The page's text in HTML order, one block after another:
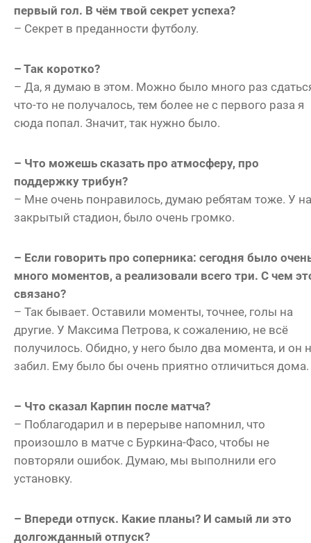
первый гол. В чём твой секрет успеха?
– Секрет в преданности футболу.
– Так коротко?
– Да, я думаю в этом. Можно было много раз
что-то не получалось, тем более не с первого раза я
сюда попал. Значит, так нужно было.
– Что можешь сказать про атмосферу, про
поддержку трибун?
– Мне очень понравилось, думаю ребятам тоже. У
закрытый стадион, было очень громко.
– Если говорить про соперника: сегодня было
много моментов, а реализовали всего три. С чем
связано?
– Так бывает. Оставили моменты, точнее, голы на
другие. У Максима Петрова, к сожалению, не всё
получилось. Обидно, у него было два момента, и он
забил. Ему было бы очень приятно отличиться дома.
– Что сказал Карпин после матча?
– Поблагодарил и в перерыве напомнил, что
произошло в матче с Буркина-Фасо, чтобы не
повторяли ошибок. Думаю, мы выполнили его
установку.
– Впереди отпуск. Какие планы? И самый ли это
долгожданный отпуск?